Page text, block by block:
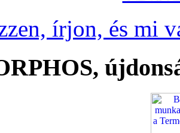
írjon, és mi